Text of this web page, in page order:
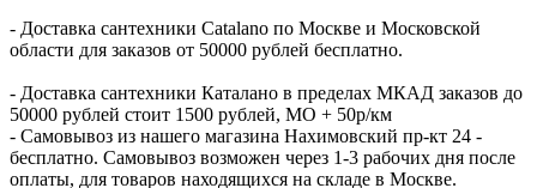
- Доставка сантехники Catalano по Москве и Московской
области для заказов от 50000 рублей бесплатно.
- Доставка сантехники Каталано в пределах МКАД заказов до
50000 рублей стоит 1500 рублей, МО + 50р/км
- Самовывоз из нашего магазина Нахимовский пр-кт 24 -
бесплатно. Самовывоз возможен через 1-3 рабочих дня после
оплаты, для товаров находящихся на складе в Москве.